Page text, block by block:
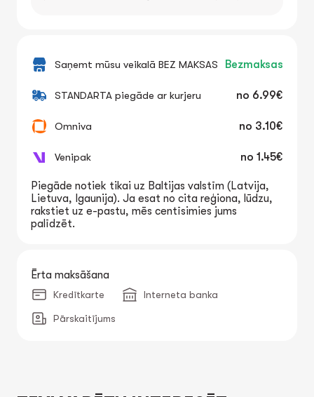
Saņemt mūsu veikalā BEZ MAKSAS Bezmaksas
STANDARTA piegāde ar kurjeru no 6.99€
Omniva no 3.10€
Venipak no 1.45€
Piegāde notiek tikai uz Baltijas valstīm (Latvija,
Lietuva, Igaunija). Ja esat no cita reģiona, lūdzu,
rakstiet uz e-pastu, mēs centīsimies jums
palīdzēt.
Ērta maksāšana
Kredītkarte Interneta banka
Pārskaitījums